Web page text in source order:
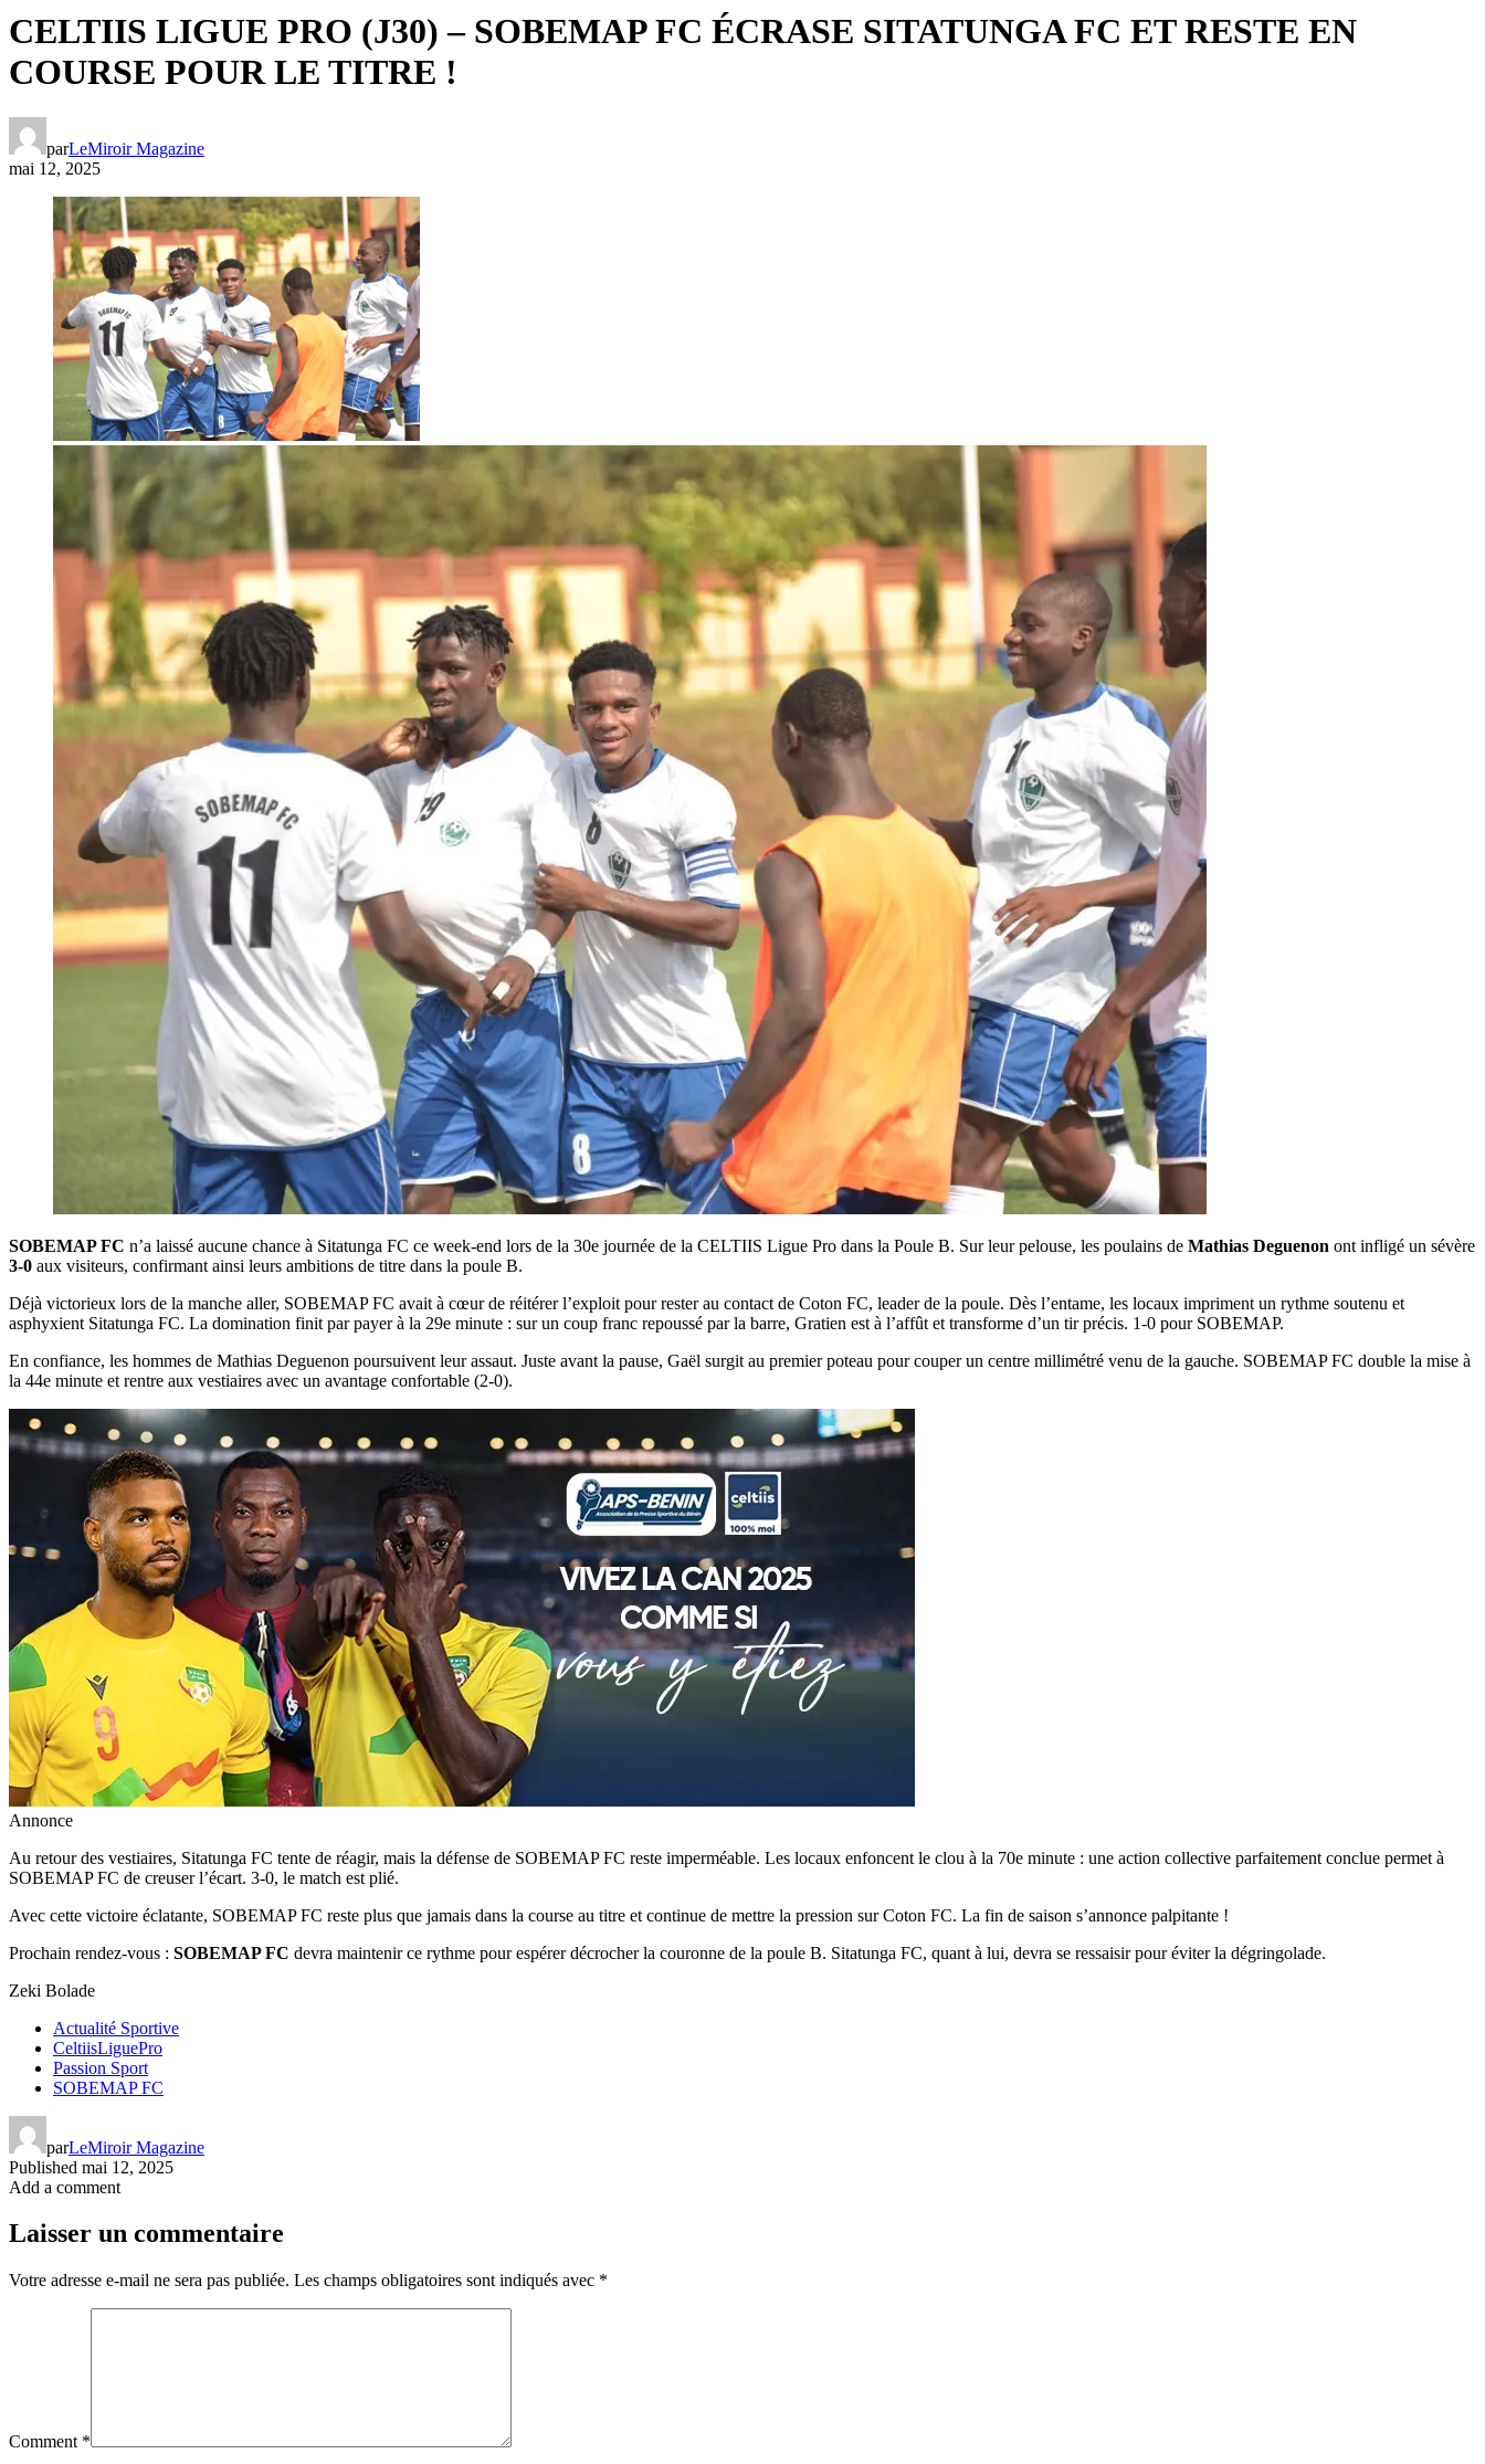
CELTIIS LIGUE PRO (J30) – SOBEMAP FC ÉCRASE SITATUNGA FC ET RESTE EN
COURSE POUR LE TITRE !
parLeMiroir Magazine
mai 12, 2025
SOBEMAP FC n’a laissé aucune chance à Sitatunga FC ce week-end lors de la 30e journée de la CELTIIS Ligue Pro dans la Poule B. Sur leur pelouse, les poulains de Mathias Deguenon ont infligé un sévère
3-0 aux visiteurs, confirmant ainsi leurs ambitions de titre dans la poule B.
Déjà victorieux lors de la manche aller, SOBEMAP FC avait à cœur de réitérer l’exploit pour rester au contact de Coton FC, leader de la poule. Dès l’entame, les locaux impriment un rythme soutenu et
asphyxient Sitatunga FC. La domination finit par payer à la 29e minute : sur un coup franc repoussé par la barre, Gratien est à l’affût et transforme d’un tir précis. 1-0 pour SOBEMAP.
En confiance, les hommes de Mathias Deguenon poursuivent leur assaut. Juste avant la pause, Gaël surgit au premier poteau pour couper un centre millimétré venu de la gauche. SOBEMAP FC double la mise à
la 44e minute et rentre aux vestiaires avec un avantage confortable (2-0).
Annonce
Au retour des vestiaires, Sitatunga FC tente de réagir, mais la défense de SOBEMAP FC reste imperméable. Les locaux enfoncent le clou à la 70e minute : une action collective parfaitement conclue permet à
SOBEMAP FC de creuser l’écart. 3-0, le match est plié.
Avec cette victoire éclatante, SOBEMAP FC reste plus que jamais dans la course au titre et continue de mettre la pression sur Coton FC. La fin de saison s’annonce palpitante !
Prochain rendez-vous : SOBEMAP FC devra maintenir ce rythme pour espérer décrocher la couronne de la poule B. Sitatunga FC, quant à lui, devra se ressaisir pour éviter la dégringolade.
Zeki Bolade
Actualité Sportive
CeltiisLiguePro
Passion Sport
SOBEMAP FC
parLeMiroir Magazine
Published mai 12, 2025
Add a comment
Laisser un commentaire
Votre adresse e-mail ne sera pas publiée. Les champs obligatoires sont indiqués avec *
Comment *